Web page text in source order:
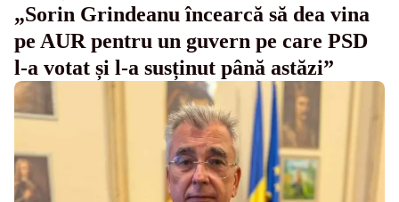
„Sorin Grindeanu încearcă să dea vina
pe AUR pentru un guvern pe care PSD
l-a votat și l-a susținut până astăzi”